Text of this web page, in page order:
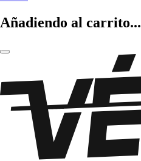
Añadiendo al carrito...